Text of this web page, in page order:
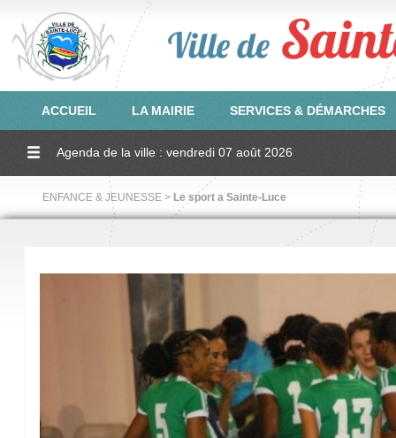
ACCUEIL LA MAIRIE SERVICES & DÉMARCHES
Agenda de la ville : vendredi 07 août 2026
ENFANCE & JEUNESSE > Le sport a Sainte-Luce